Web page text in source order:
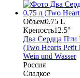
Объем0.75 L
Крепость12.5°
Два Сердца Пти
(Two Hearts Petit
Wein und Wasser
Россия
Сладкое